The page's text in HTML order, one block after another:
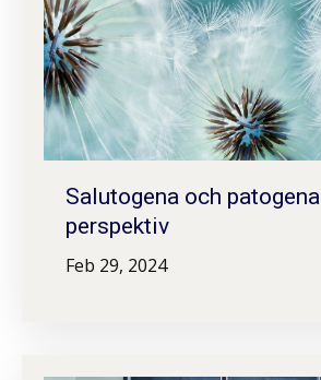
Salutogena och patogena
perspektiv
Feb 29, 2024